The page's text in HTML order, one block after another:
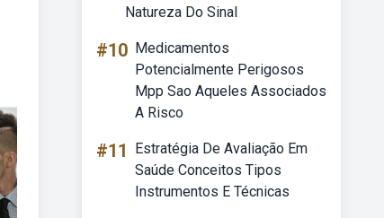
Natureza Do Sinal
#10 Medicamentos
Potencialmente Perigosos
Mpp Sao Aqueles Associados
A Risco
#11
Estratégia De Avaliação Em
Saúde Conceitos Tipos
Instrumentos E Técnicas